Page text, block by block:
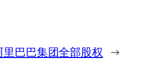
巴巴集团全部股权 →